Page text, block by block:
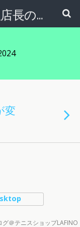
テニスショップ通販店長のブログ＠テニスショップLAFINO 西山克久
変
＠テニスショップLAFINO